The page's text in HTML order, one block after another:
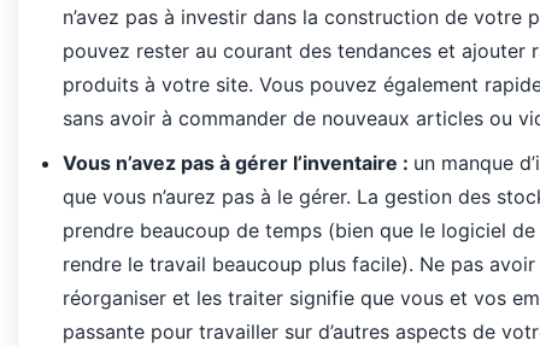
n’avez pas à investir dans la construction de votre
pouvez rester au courant des tendances et ajouter
produits à votre site.Vous pouvez également
sans avoir à commander de nouveaux articles ou
Vous n’avez pas à gérer l’inventaire : un manque d’
que vous n’aurez pas à le gérer. La gestion des
prendre beaucoup de temps (bien que le logiciel de
rendre le travail beaucoup plus facile). Ne pas avoir
réorganiser et les traiter signifie que vous et vos
passante pour travailler sur d’autres aspects de